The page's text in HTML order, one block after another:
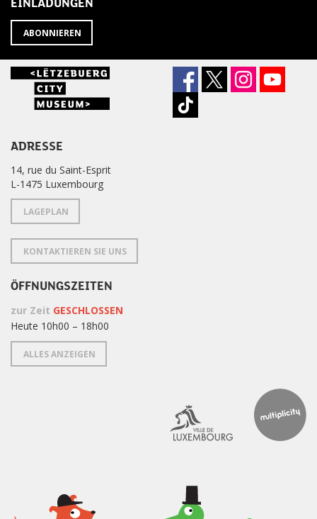
EINLADUNGEN
ABONNIEREN
ADRESSE
14, rue du Saint-Esprit
L-1475 Luxembourg
LAGEPLAN
KONTAKTIEREN SIE UNS
ÖFFNUNGSZEITEN
zur Zeit GESCHLOSSEN
Heute 10h00 – 18h00
ALLES ANZEIGEN